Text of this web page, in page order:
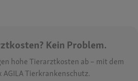
Kein Problem.
hohe Tierarztkosten ab – mit dem
AGILA Tierkrankenschutz.